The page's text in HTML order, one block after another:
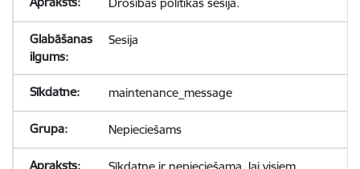
Sesija
maintenance_message
Nepieciešams